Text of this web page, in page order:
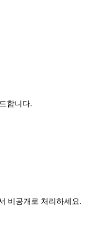
합니다.
비공개로 처리하세요.